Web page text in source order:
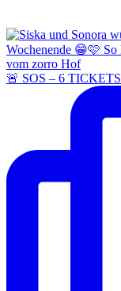
🚨 SOS – 6